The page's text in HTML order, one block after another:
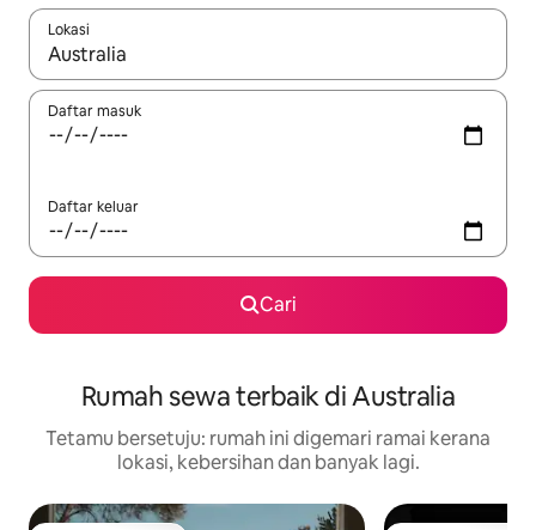
Lokasi
Apabila hasil tersedia, navigasi dengan kekunci anak panah
Daftar masuk
Daftar keluar
Cari
Rumah sewa terbaik di Australia
Tetamu bersetuju: rumah ini digemari ramai kerana
lokasi, kebersihan dan banyak lagi.